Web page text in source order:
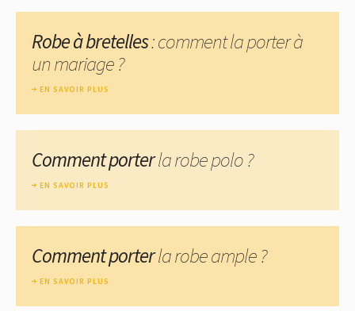
Robe à bretelles: comment la porter à
un mariage ?
EN SAVOIR PLUS
Comment porterla robe polo ?
EN SAVOIR PLUS
Comment porterla robe ample ?
EN SAVOIR PLUS